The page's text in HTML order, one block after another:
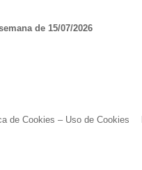
de 15/07/2026
de Cookies – Uso de Cookies